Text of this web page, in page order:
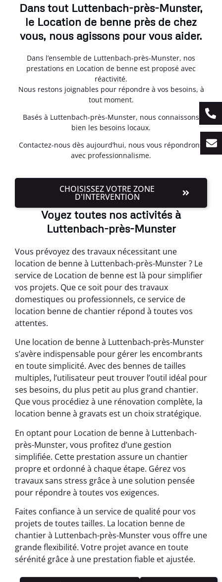
Dans tout Luttenbach-près-Munster,
le Location de benne près de chez
vous, nous agissons pour vous aider.
Dans l’ensemble de Luttenbach-près-Munster, nos
prestations en Location de benne est proposé avec
réactivité.
Nous restons joignables pour répondre à vos besoins, à
tout moment.
Basés à Luttenbach-près-Munster, nous connaissons
bien les besoins locaux.
Contactez-nous dès aujourd’hui, nous vous répondrons
avec professionnalisme.
CHOISISSEZ VOTRE ZONE
D'INTERVENTION
Voyez toutes nos activités à
Luttenbach-près-Munster
Vous prévoyez des travaux nécessitant une
location de benne à Luttenbach-près-Munster ? Le
service de Location de benne est là pour simplifier
vos projets. Que ce soit pour des travaux
domestiques ou professionnels, ce service de
location benne de chantier répond à toutes vos
attentes.
Une location de benne à Luttenbach-près-Munster
s’avère indispensable pour gérer les encombrants
en toute simplicité. Avec des bennes de tailles
multiples, l’utilisateur peut trouver l’outil idéal pour
ses besoins, du plus petit au plus grand chantier.
Que vous procédiez à une rénovation complète, la
location benne à gravats est un choix stratégique.
En optant pour Location de benne à Luttenbach-
près-Munster, vous profitez d’une gestion
simplifiée. Cette prestation assure un chantier
propre et ordonné à chaque étape. Gérez vos
travaux sans stress grâce à une solution pensée
pour répondre à toutes vos exigences.
Faites confiance à un service de qualité pour vos
projets de toutes tailles. La location benne de
chantier à Luttenbach-près-Munster vous offre une
grande flexibilité. Votre projet avance en toute
sérénité grâce à une prestation fiable et ajustée.